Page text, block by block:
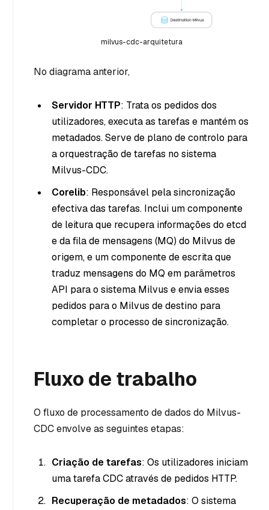
milvus-cdc-arquitetura
No diagrama anterior,
Servidor HTTP: Trata os pedidos dos
utilizadores, executa as tarefas e mantém os
metadados. Serve de plano de controlo para
a orquestração de tarefas no sistema
Milvus-CDC.
Corelib: Responsável pela sincronização
efectiva das tarefas. Inclui um componente
de leitura que recupera informações do etcd
e da fila de mensagens (MQ) do Milvus de
origem, e um componente de escrita que
traduz mensagens do MQ em parâmetros
API para o sistema Milvus e envia esses
pedidos para o Milvus de destino para
completar o processo de sincronização.
Fluxo de trabalho
O fluxo de processamento de dados do Milvus-
CDC envolve as seguintes etapas:
Criação de tarefas: Os utilizadores iniciam
uma tarefa CDC através de pedidos HTTP.
Recuperação de metadados: O sistema